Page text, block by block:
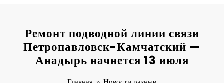
Ремонт подводной линии связи
Петропавловск-Камчатский —
Анадырь начнется 13 июля